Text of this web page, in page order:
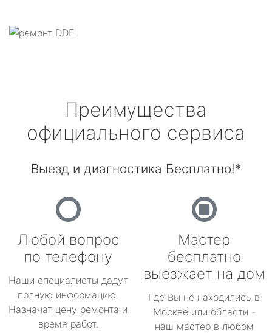
Преимущества
официального сервиса
Выезд и диагностика Бесплатно!*
Любой вопрос
по телефону
Наши специалисты дадут
полную информацию.
Назначат цену ремонта и
время работ.
Мастер
бесплатно
выезжает на дом
Где Вы не находились в
Москве или области -
наш мастер в любом